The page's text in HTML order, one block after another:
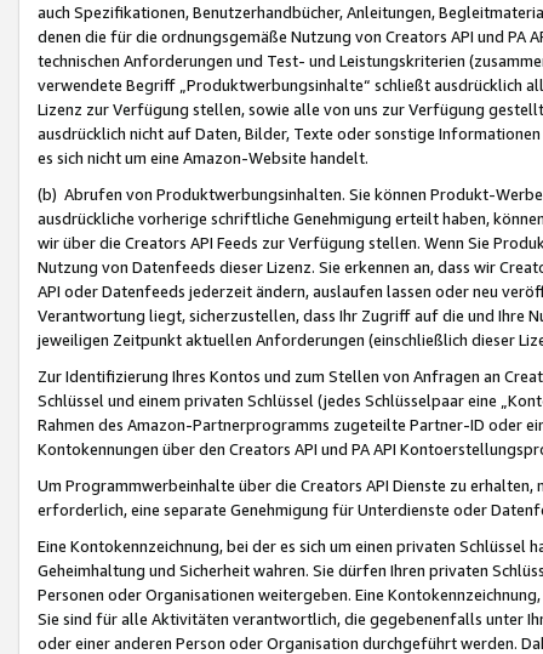
auch Spezifikationen, Benutzerhandbücher, Anleitungen,
denen die für die ordnungsgemäße Nutzung von Creators API und PA
technischen Anforderungen und Test- und Leistungskriterien
verwendete Begriff „Produktwerbungsinhalte“ schließt ausdrücklich
Lizenz zur Verfügung stellen, sowie alle von uns zur Verfügung
ausdrücklich nicht auf Daten, Bilder, Texte oder sonstige
es sich nicht um eine Amazon-Website handelt.
(b) Abrufen von Produktwerbungsinhalten. Sie können Produkt-
ausdrückliche vorherige schriftliche Genehmigung erteilt haben,
wir über die Creators API Feeds zur Verfügung stellen. Wenn Sie
Nutzung von Datenfeeds dieser Lizenz. Sie erkennen an, dass wir
API oder Datenfeeds jederzeit ändern, auslaufen lassen oder neu
Verantwortung liegt, sicherzustellen, dass Ihr Zugriff auf die und Ihre
jeweiligen Zeitpunkt aktuellen Anforderungen (einschließlich dieser
Zur Identifizierung Ihres Kontos und zum Stellen von Anfragen an
Schlüssel und einem privaten Schlüssel (jedes Schlüsselpaar eine
Rahmen des Amazon-Partnerprogramms zugeteilte Partner-ID oder
Kontokennungen über den Creators API und PA API
Um Programmwerbeinhalte über die Creators API Dienste zu
erforderlich, eine separate Genehmigung für Unterdienste oder
Eine Kontokennzeichnung, bei der es sich um einen privaten
Geheimhaltung und Sicherheit wahren. Sie dürfen Ihren privaten
Personen oder Organisationen weitergeben. Eine
Sie sind für alle Aktivitäten verantwortlich, die gegebenenfalls unter
oder einer anderen Person oder Organisation durchgeführt werden.